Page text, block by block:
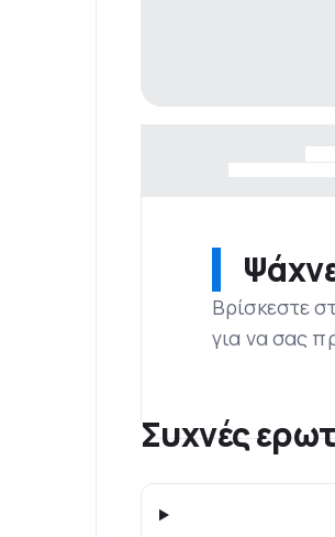
Βρίσκεστε
για να σας
Συχνές